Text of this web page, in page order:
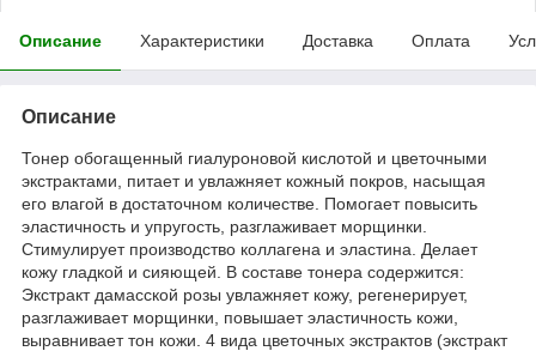
Описание Характеристики Доставка Оплата
Описание
Тонер обогащенный гиалуроновой кислотой и цветочными
экстрактами, питает и увлажняет кожный покров, насыщая
его влагой в достаточном количестве. Помогает повысить
эластичность и упругость, разглаживает морщинки.
Стимулирует производство коллагена и эластина. Делает
кожу гладкой и сияющей. В составе тонера содержится:
Экстракт дамасской розы увлажняет кожу, регенерирует,
разглаживает морщинки, повышает эластичность кожи,
выравнивает тон кожи. 4 вида цветочных экстрактов (экстракт